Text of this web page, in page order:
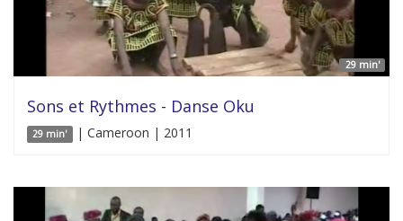
29 min'
Sons et Rythmes - Danse Oku
29 min' | Cameroon | 2011